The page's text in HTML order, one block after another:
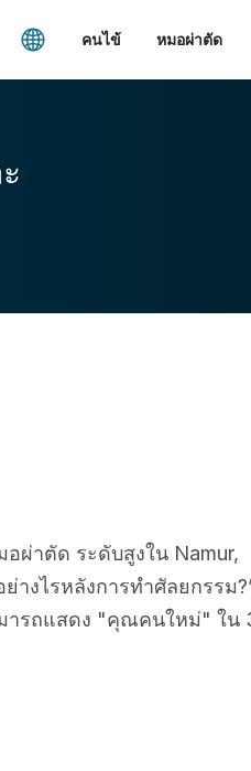
คนไข้ หมอผ่าตัด
อผ่าตัด ระดับสูงใน Namur,
างไรหลังการทำศัลยกรรม
ารถแสดง "คุณคนใหม่" ใน